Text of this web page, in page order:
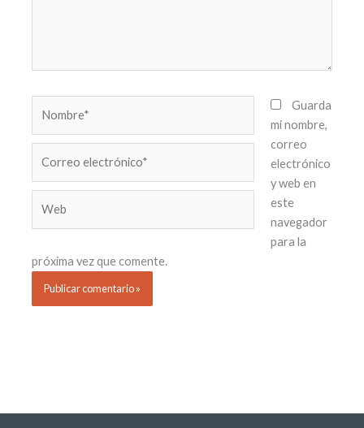
electrónico*
Guarda
mi nombre,
correo
electrónico
y web en
este
navegador
para la
próxima vez que comente.